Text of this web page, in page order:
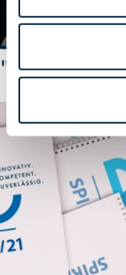
"My SPIRIT/21"